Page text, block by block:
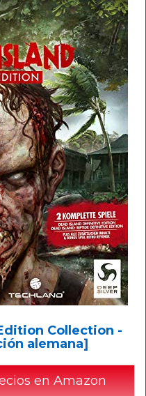
Collection -
alemana]
en Amazon